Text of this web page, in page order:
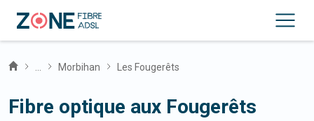
Morbihan Les Fougerêts
Fibre optique aux Fougerêts